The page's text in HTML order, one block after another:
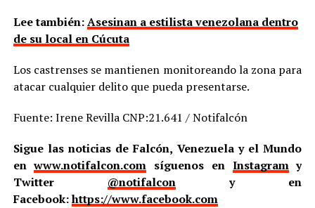
Lee también:Asesinan a estilista venezolana dentro
de su local en Cúcuta
Los castrenses se mantienen monitoreando la zona para
atacar cualquier delito que pueda presentarse.
Fuente: Irene Revilla CNP:21.641 / Notifalcón
Sigue las noticias de Falcón, Venezuela y el Mundo
enwww.notifalcon.com síguenos en Instagramy
Twitter @notifalcony en
Facebook:https://www.facebook.com